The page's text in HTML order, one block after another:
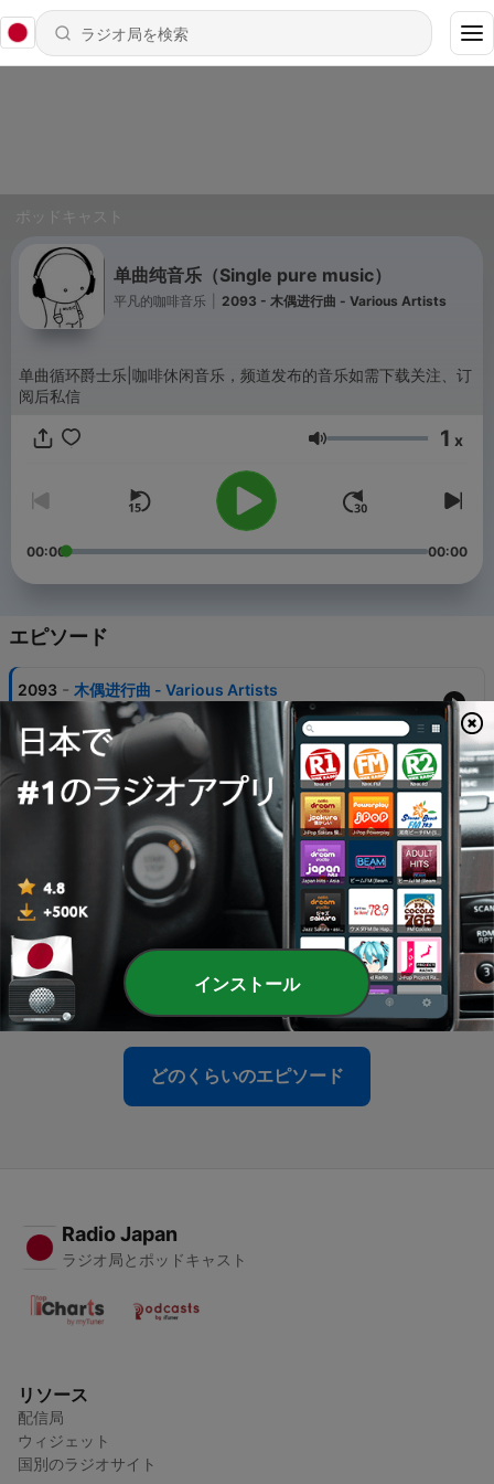
ポッドキャスト
单曲纯音乐（Single pure music）
平凡的咖啡音乐 2093 - 木偶进行曲 - Various Artists
单曲循环爵士乐|咖啡休闲音乐，频道发布的音乐如需下载关注、订
阅后私信
音量 1 x
00:00 00:00
エピソード
2093 - 木偶进行曲 - Various Artists
2092 - It Is For-Hattori李腾
04 8月 2026
Town of Windmill - a_hisa
2090 - Euforia-V.A
2089 - 月光の雲海 - 久石让
01 8月 2026
どのくらいのエピソード
Radio Japan
ラジオ局とポッドキャスト
リソース
配信局
ウィジェット
国別のラジオサイト
インストール